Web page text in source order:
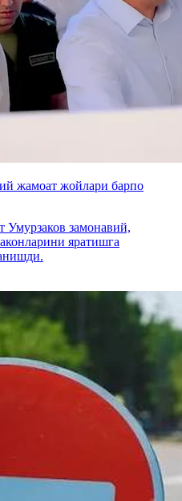
жамоат жойлари барпо
замонавий,
яратишга